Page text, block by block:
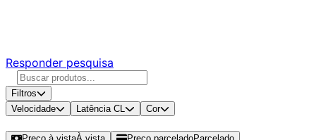
Responder pesquisa
Filtros
Velocidade
Latência CL Cor